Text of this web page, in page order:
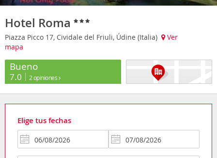
Hotel Roma
Piazza Picco 17, Cividale del Friuli, Údine (Italia)
Ver
mapa
Bueno
7.0 2 opiniones
Elige tus fechas